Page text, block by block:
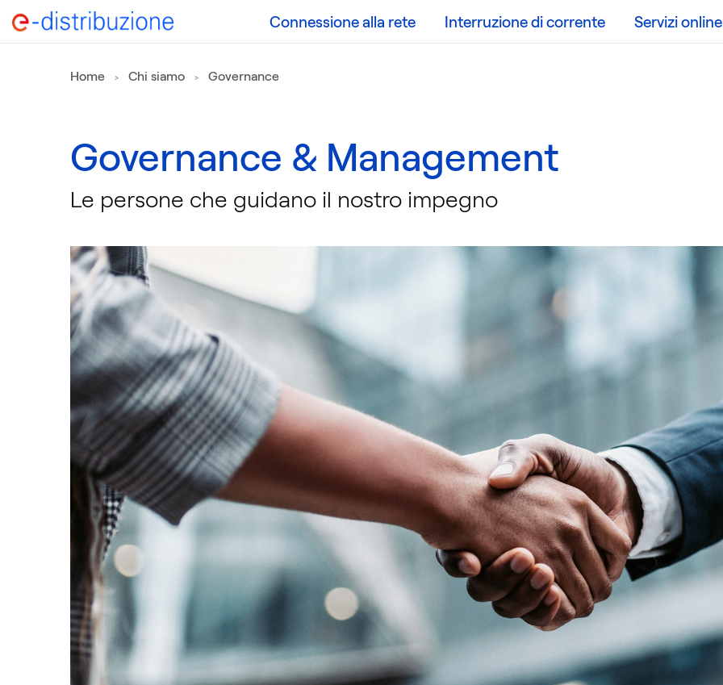
Connessione alla rete Interruzione di corrente Servizi online
Home Chi siamo Governance
Governance & Management
Le persone che guidano il nostro impegno